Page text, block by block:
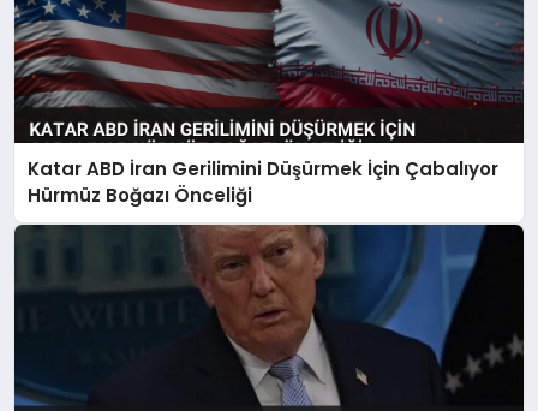
Katar ABD İran Gerilimini Düşürmek İçin Çabalıyor
Hürmüz Boğazı Önceliği